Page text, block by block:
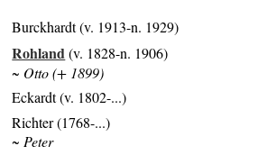
Burckhardt (v. 1913-n. 1929)
Rohland(v. 1828-n. 1906)
~ Otto (+ 1899)
Eckardt (v. 1802-...)
Richter (1768-...)
~ Peter